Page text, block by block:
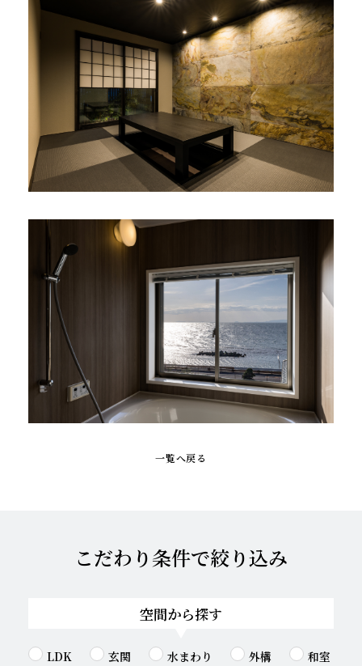
一覧へ戻る
こだわり条件で絞り込み
空間から探す
LDK 玄関 水まわり 外構
和室